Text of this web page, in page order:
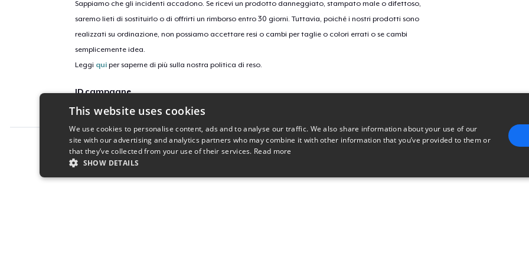
Sappiamo che gli incidenti accadono. Se ricevi un prodotto danneggiato, stampato male o difettoso,
saremo lieti di sostituirlo o di offrirti un rimborso entro 30 giorni. Tuttavia, poiché i nostri prodotti sono
realizzati su ordinazione, non possiamo accettare resi o cambi per taglie o colori errati o se cambi
semplicemente idea.
Leggi quiper saperne di più sulla nostra politica di reso.
ID campagne
get-pigeon-man
Report this product
This website uses cookies
We use cookies to personalise content, ads and to analyse our traffic. We also share information about your use of our
site with our advertising and analytics partners who may combine it with other information that you’ve provided to them or
that they’ve collected from your use of their services. Read more
SHOW DETAILS